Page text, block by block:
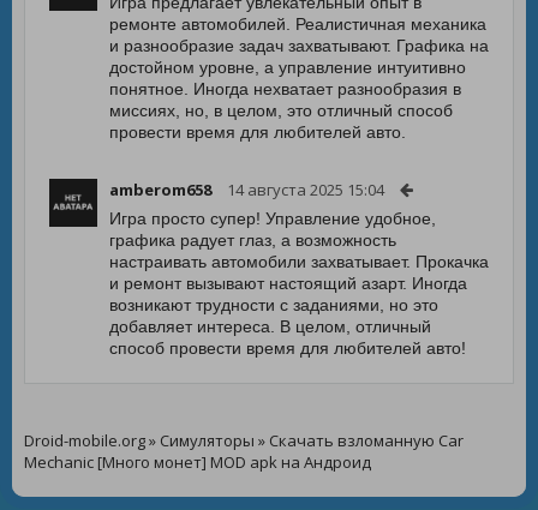
ремонте автомобилей. Реалистичная механика
и разнообразие задач захватывают. Графика на
достойном уровне, а управление интуитивно
понятное. Иногда нехватает разнообразия в
миссиях, но, в целом, это отличный способ
провести время для любителей авто.
amberom658 14 августа 2025 15:04
Игра просто супер! Управление удобное,
графика радует глаз, а возможность
настраивать автомобили захватывает. Прокачка
и ремонт вызывают настоящий азарт. Иногда
возникают трудности с заданиями, но это
добавляет интереса. В целом, отличный
способ провести время для любителей авто!
Droid-mobile.org» Симуляторы » Скачать взломанную Car
Mechanic [Много монет] MOD apk на Андроид